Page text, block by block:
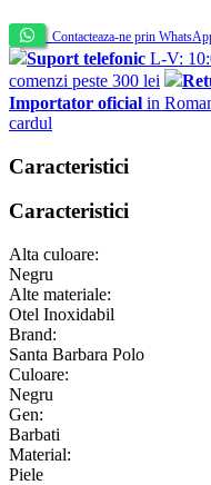
Contacteaza-ne prin
Suport telefonic L-V:
comenzi peste 300 lei
Importator oficial in
cardul
Caracteristici
Caracteristici
Alta culoare:
Negru
Alte materiale:
Otel Inoxidabil
Brand:
Santa Barbara Polo
Culoare:
Negru
Gen:
Barbati
Material:
Piele